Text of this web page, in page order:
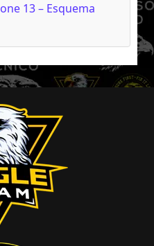
13 – Esquema